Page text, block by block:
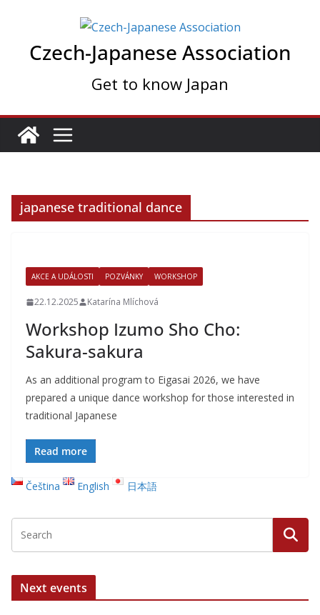
contentCzech-Japanese Association
Get to know Japan
japanese traditional dance
AKCE A UDÁLOSTI POZVÁNKY WORKSHOP
22.12.2025 Katarína Mlíchová
Workshop Izumo Sho Cho:
Sakura-sakura
As an additional program to Eigasai 2026, we have
prepared a unique dance workshop for those interested in
traditional Japanese
Read more
Čeština English 日本語
Next events